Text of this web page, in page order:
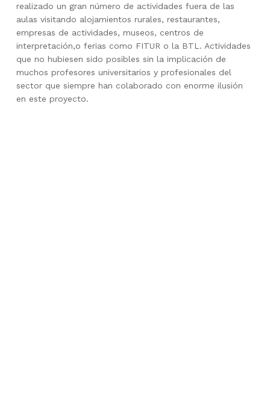
realizado un gran número de actividades fuera de las
aulas visitando alojamientos rurales, restaurantes,
empresas de actividades, museos, centros de
interpretación,o ferias como FITUR o la BTL. Actividades
que no hubiesen sido posibles sin la implicación de
muchos profesores universitarios y profesionales del
sector que siempre han colaborado con enorme ilusión
en este proyecto.